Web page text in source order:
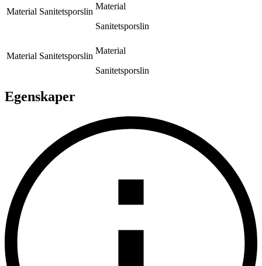
Material Sanitetsporslin
Material
Sanitetsporslin
Material Sanitetsporslin
Material
Sanitetsporslin
Egenskaper